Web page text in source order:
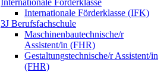
Internationale Förderklasse
Internationale Förderklasse (IFK)
3J Berufsfachschule
Maschinenbautechnische/r
Assistent/in (FHR)
Gestaltungstechnische/r Assistent/in
(FHR)